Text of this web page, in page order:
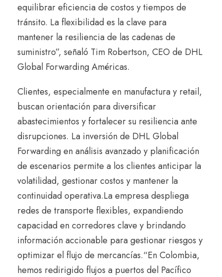
equilibrar eficiencia de costos y tiempos de
tránsito. La flexibilidad es la clave para
mantener la resiliencia de las cadenas de
suministro”, señaló Tim Robertson, CEO de DHL
Global Forwarding Américas.
Clientes, especialmente en manufactura y retail,
buscan orientación para diversificar
abastecimientos y fortalecer su resiliencia ante
disrupciones. La inversión de DHL Global
Forwarding en análisis avanzado y planificación
de escenarios permite a los clientes anticipar la
volatilidad, gestionar costos y mantener la
continuidad operativa.La empresa despliega
redes de transporte flexibles, expandiendo
capacidad en corredores clave y brindando
información accionable para gestionar riesgos y
optimizar el flujo de mercancías.“En Colombia,
hemos redirigido flujos a puertos del Pacífico